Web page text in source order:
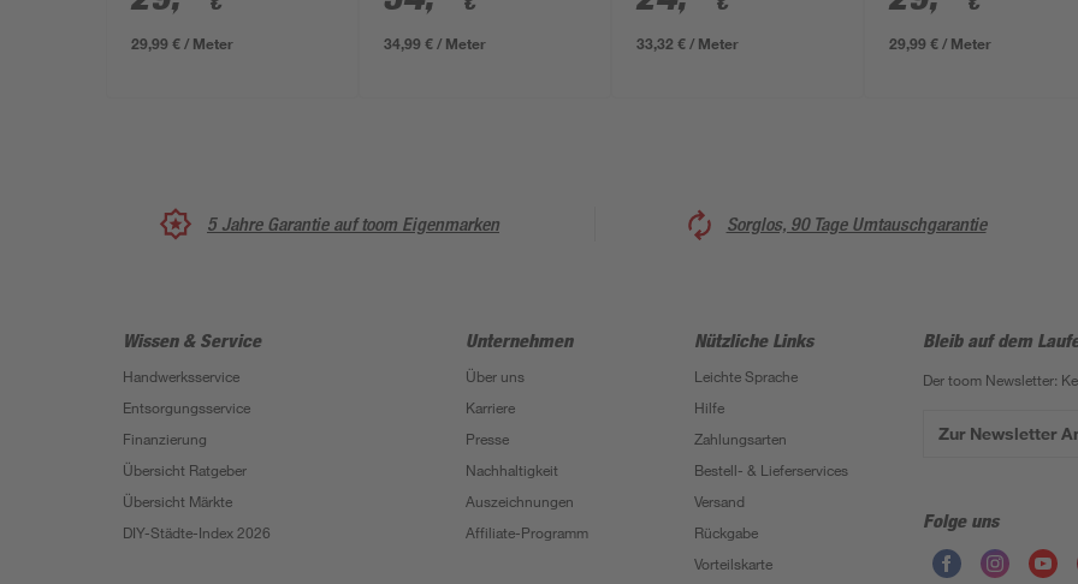
29,99 € / Meter 34,99 € / Meter 33,32 € / Meter 29,99 € / Meter
5 Jahre Garantie auf toom Eigenmarken Sorglos, 90 Tage Umtauschgarantie
Wissen & Service
Handwerksservice
Entsorgungsservice
Finanzierung
Übersicht Ratgeber
Übersicht Märkte
DIY-Städte-Index 2026
Unternehmen
Über uns
Karriere
Presse
Nachhaltigkeit
Auszeichnungen
Affiliate-Programm
Nützliche Links
Leichte Sprache
Hilfe
Zahlungsarten
Bestell- & Lieferservices
Versand
Rückgabe
Vorteilskarte
Bleib auf dem
Der toom Newsletter:
Zur Newsletter
Folge uns